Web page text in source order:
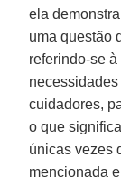
ela
uma questão
referindo-se
cuidadores,
o que
únicas vezes
mencionada